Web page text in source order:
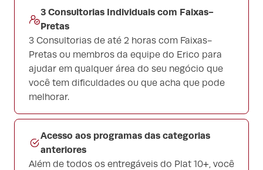
3 Consultorias Individuais com Faixas-
Pretas
3 Consultorias de até 2 horas com Faixas-
Pretas ou membros da equipe do Erico para
ajudar em qualquer área do seu negócio que
você tem dificuldades ou que acha que pode
melhorar.
Acesso aos programas das categorias
anteriores
Além de todos os entregáveis do Plat 10+, você